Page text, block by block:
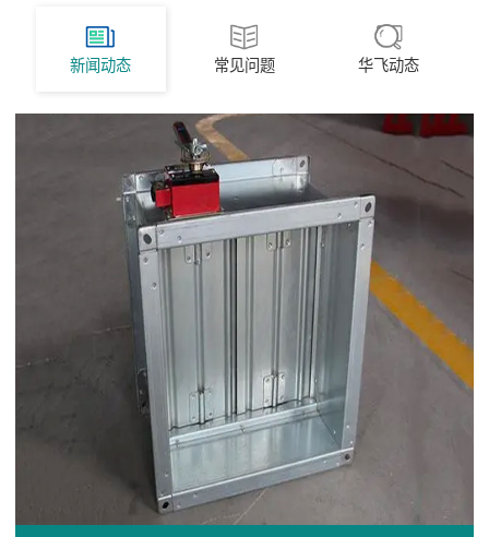
新闻动态 常见问题 华飞动态